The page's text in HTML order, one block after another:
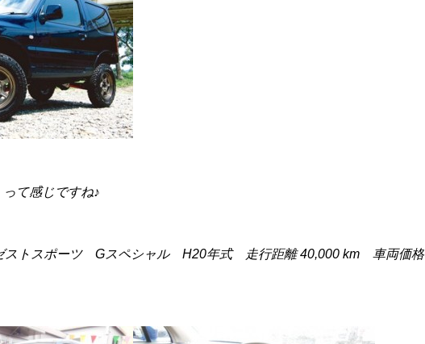
て感じですね♪
ストスポーツ Gスペシャル H20年式 走行距離 40,000 km 車両価格